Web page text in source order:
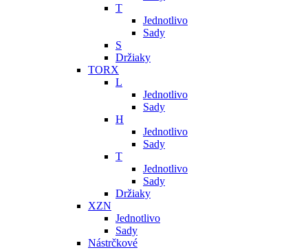
T
Jednotlivo
Sady
S
Držiaky
TORX
L
Jednotlivo
Sady
H
Jednotlivo
Sady
T
Jednotlivo
Sady
Držiaky
XZN
Jednotlivo
Sady
Nástrčkové